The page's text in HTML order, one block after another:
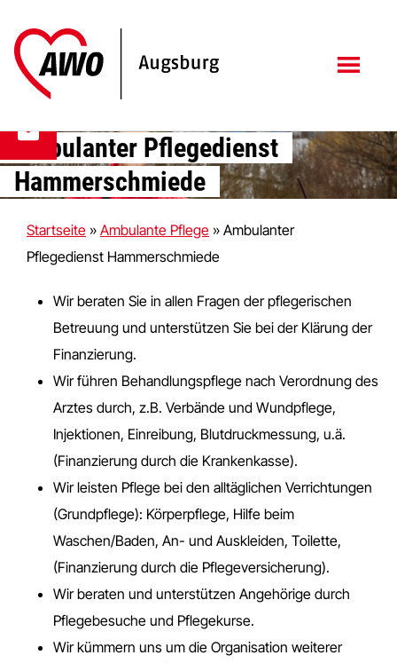
Inhalt
springen
Fußzeile
springen
Ambulanter Pflegedienst
Hammerschmiede
Startseite » Ambulante Pflege » Ambulanter
Pflegedienst Hammerschmiede
Wir beraten Sie in allen Fragen der pflegerischen
Betreuung und unterstützen Sie bei der Klärung der
Finanzierung.
Wir führen Behandlungspflege nach Verordnung des
Arztes durch, z.B. Verbände und Wundpflege,
Injektionen, Einreibung, Blutdruckmessung, u.ä.
(Finanzierung durch die Krankenkasse).
Wir leisten Pflege bei den alltäglichen Verrichtungen
(Grundpflege): Körperpflege, Hilfe beim
Waschen/Baden, An- und Auskleiden, Toilette,
(Finanzierung durch die Pflegeversicherung).
Wir beraten und unterstützen Angehörige durch
Pflegebesuche und Pflegekurse.
Wir kümmern uns um die Organisation weiterer